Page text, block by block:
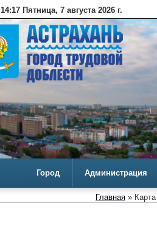
14:17 Пятница, 7 августа 2026 г.
Город Администрация
Главная »